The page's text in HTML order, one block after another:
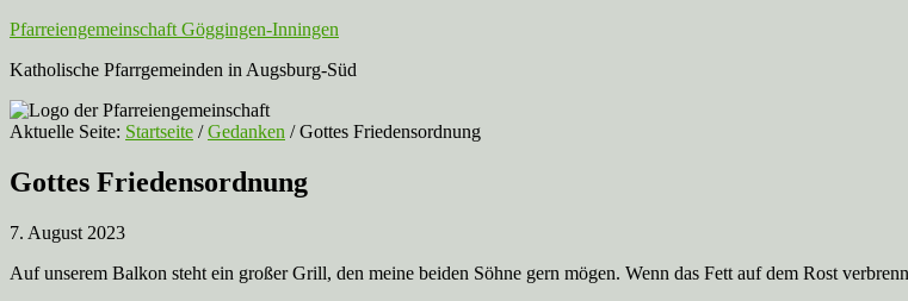
Pfarreiengemeinschaft Göggingen-Inningen
Katholische Pfarrgemeinden in Augsburg-Süd
Aktuelle Seite: Startseite / Gedanken /Gottes Friedensordnung
Gottes Friedensordnung
7. August 2023
Auf unserem Balkon steht ein großer Grill, den meine beiden Söhne gern mögen. Wenn das Fett auf dem Rost